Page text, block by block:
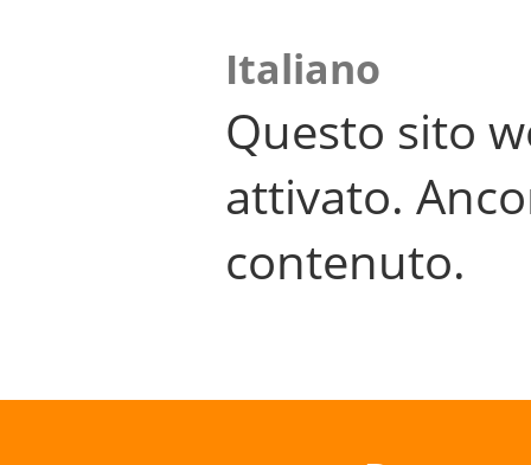
Italiano
Questo sito
attivato.
contenuto.